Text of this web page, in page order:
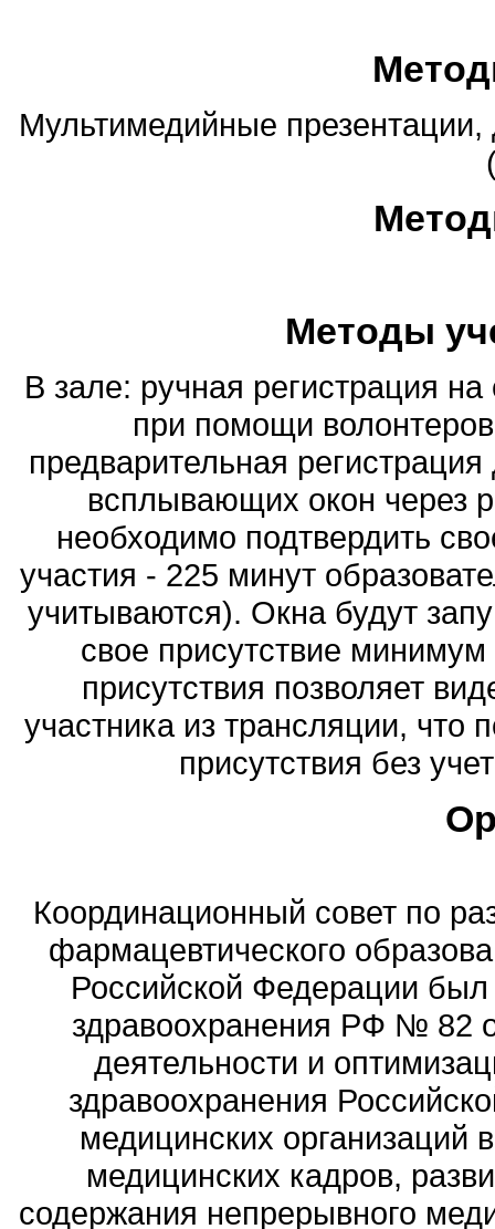
Мультимедийные презентации,
Методы
В зале: ручная регистрация
при помощи
предварительная
всплывающих окон через
необходимо подтвердить
участия - 225 минут
учитываются). Окна будут
свое присутствие минимум
присутствия позволяет
участника из трансляции, что
присутствия без
Координационный совет по
фармацевтического
Российской Федерации
здравоохранения РФ № 82
деятельности и
здравоохранения
медицинских
медицинских кадров,
содержания непрерывного